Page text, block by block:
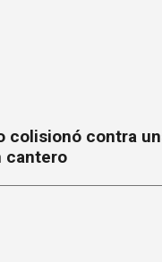
colisionó contra
cantero